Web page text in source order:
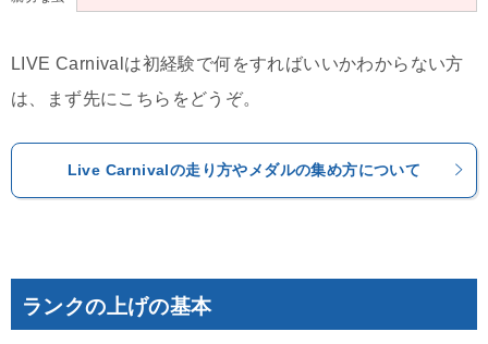
LIVE Carnivalは初経験で何をすればいいかわからない方
は、まず先にこちらをどうぞ。
Live Carnivalの走り方やメダルの集め方について
ランクの上げの基本